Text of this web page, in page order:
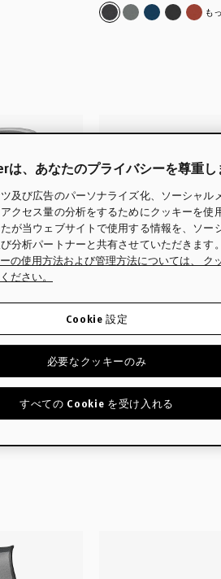
オン メドレー & チャコー
メドレー & フェ
メドレー &
シンク &
シンも
ル/サテン
オリプラ ラップ
From ¥8,250 ~
は、あなたのプライバシーを尊重し
及び広告のパーソナライズ化、ソーシャル
クセス量の分析をするためにクッキーを使
が当ウェブサイトで使用する情報を、ソー
分析パートナーと共有させていただきます。
の使用方法および管理方法については、 ク
ださい。
必要なクッキーのみ
すべての Cookie を受け入れる
Cookie 設定